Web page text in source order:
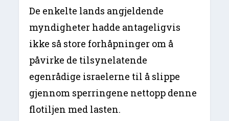
De enkelte lands angjeldende
myndigheter hadde antageligvis
ikke så store forhåpninger om å
påvirke de tilsynelatende
egenrådige israelerne til å slippe
gjennom sperringene nettopp denne
flotiljen med lasten.